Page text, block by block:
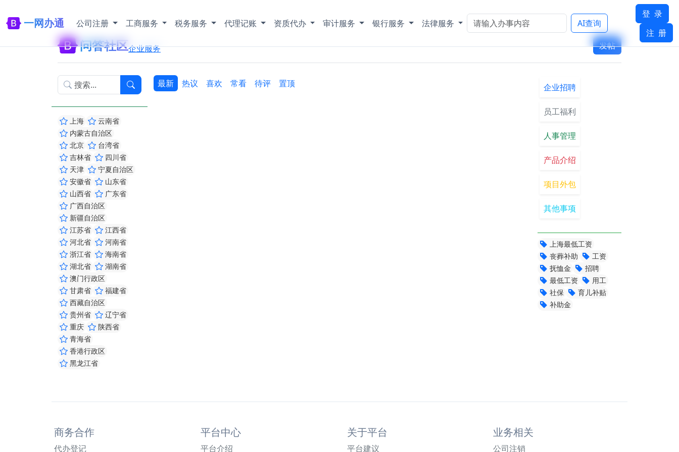
一网办通 公司注册 工商服务 税务服务 代理记账 资质代办 审计服务 银行服务 法律服务 AI查询
登 录
注 册
问答社区企业服务 发帖
上海
云南省
内蒙古自治区
北京
台湾省
吉林省
四川省
天津
宁夏自治区
安徽省
山东省
山西省
广东省
广西自治区
新疆自治区
江苏省
江西省
河北省
河南省
浙江省
海南省
湖北省
湖南省
澳门行政区
甘肃省
福建省
西藏自治区
贵州省
辽宁省
重庆
陕西省
青海省
香港行政区
黑龙江省
最新 热议 喜欢 常看 待评 置顶 企业招聘
员工福利
人事管理
产品介绍
项目外包
其他事项
上海最低工资
丧葬补助
工资
抚恤金
招聘
最低工资
用工
社保
育儿补贴
补助金
商务合作
代办登记
平台中心
平台介绍
关于平台
平台建议
业务相关
公司注销